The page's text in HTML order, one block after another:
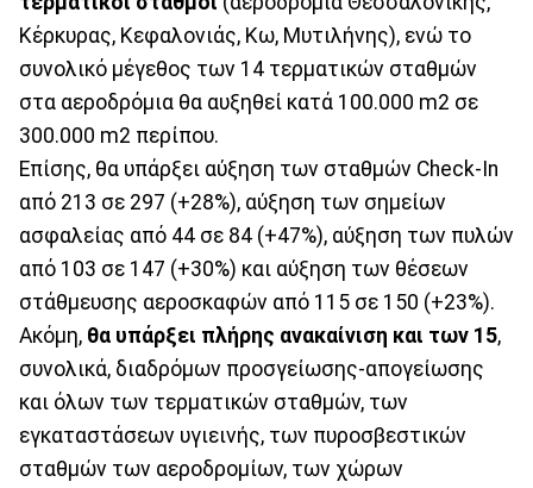
Κέρκυρας, Κεφαλονιάς, Κω, Μυτιλήνης), ενώ τo
συνολικό μέγεθος των 14 τερματικών σταθμών
στα αεροδρόμια θα αυξηθεί κατά 100.000 m2 σε
300.000 m2 περίπου.
Επίσης, θα υπάρξει αύξηση των σταθμών Check-In
από 213 σε 297 (+28%), αύξηση των σημείων
ασφαλείας από 44 σε 84 (+47%), αύξηση των πυλών
από 103 σε 147 (+30%) και αύξηση των θέσεων
στάθμευσης αεροσκαφών από 115 σε 150 (+23%).
Ακόμη, θα υπάρξει πλήρης ανακαίνιση και των 15,
συνολικά, διαδρόμων προσγείωσης-απογείωσης
και όλων των τερματικών σταθμών, των
εγκαταστάσεων υγιεινής, των πυροσβεστικών
σταθμών των αεροδρομίων, των χώρων